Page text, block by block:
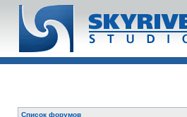
Список форумов